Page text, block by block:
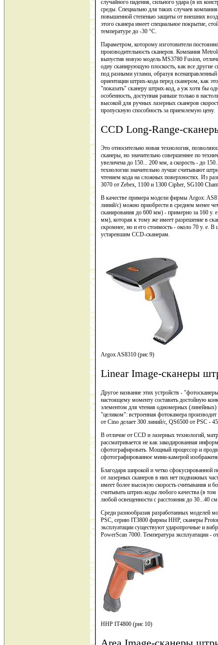
случайного падения, сильного удара (в их
среды. Специально для таких случаев
повышенной степенью защиты от внешних
этого сканера имеет специальное покрытие,
температуре до -30 °С.
Параметром, которому изготовители
производительность сканеров. Компания
выпустив новую модель MS3780 Fusion,
одну сканирующую плоскость, как все другие
под разными углами, образуя
ориентации штрих-кода перед сканером, как
"показать" сканеру штрих-код, а уж хотя бы
особенность, доступная раньше только в
высокой для ручных лазерных сканеров
пропускную способность за приемлемую цену.
CCD Long-Range-
Это относительно новая технология,
сканеры, но значительно совершеннее по
увеличена до 150... 200 мм, а скорость - до
технологии значительно лучше считывают
чтением кода на сложных поверхностях. Из
3070 от Zebex, 1100 и 1300 Cipher, SG100
В качестве примера модели фирмы Argox:
линий/с) можно приобрести в среднем менее
сканирования до 600 мм) - примерно за 160 у.
мм), которая к тому же имеет разрешение в
скромнее, но и его стоимость - около 70 у. е.
устаревшим CCD-сканерам.
Argox AS8310 (рис 9)
Linear Image-сканеры
Другое название этих устройств -
настоящему моменту составить достойную
элементом для чтения одномерных (линейных)
"целиком": встроенная фотокамера
от Cino делает 300 линий/с, QS6500 от PSC -
В отличие от CCD и лазерных технологий,
рассматривается не как закодированная
сфотографировать. Мощный процессор и
сфотографированное мини-камерой
Благодаря широкой и четко сфокусированной
от лазерных сканеров в них нет подвижных
имеет более высокую скорость считывания и
считывать штрих-коды любого качества (в
любой освещенности с расстояния до 30...40
Среди разнообразия разработанных моделей
PSC, серию IT3800 фирмы HHP, сканеры
эксплуатации существуют ударопрочные и
PowerScan 7000. Температура эксплуатации -
HHP IT4800 (рис 10)